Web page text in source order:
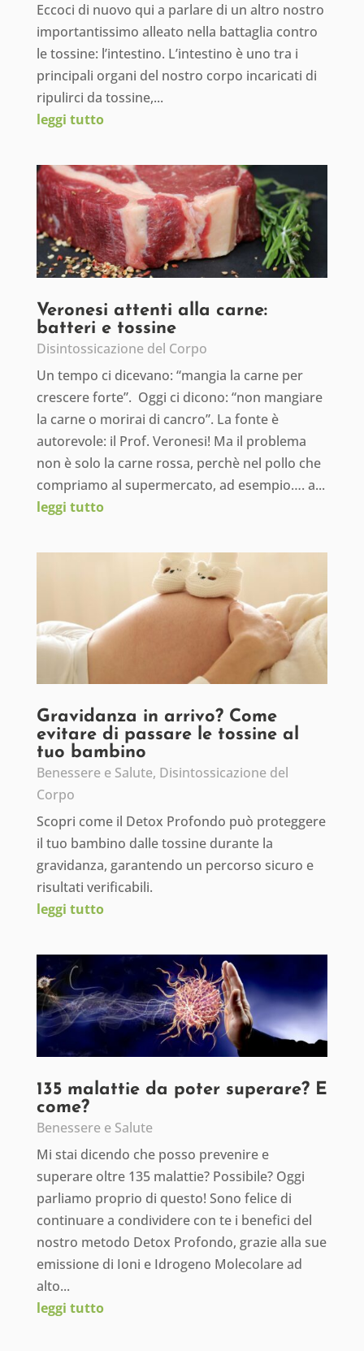
Eccoci di nuovo qui a parlare di un altro nostro
importantissimo alleato nella battaglia contro
le tossine: l’intestino. L’intestino è uno tra i
principali organi del nostro corpo incaricati di
ripulirci da tossine,...
leggi tutto
Veronesi attenti alla carne:
batteri e tossine
Disintossicazione del Corpo
Un tempo ci dicevano: “mangia la carne per
crescere forte”. Oggi ci dicono: “non mangiare
la carne o morirai di cancro”. La fonte è
autorevole: il Prof. Veronesi! Ma il problema
non è solo la carne rossa, perchè nel pollo che
compriamo al supermercato, ad esempio…. a...
leggi tutto
Gravidanza in arrivo? Come
evitare di passare le tossine al
tuo bambino
Benessere e Salute, Disintossicazione del
Corpo
Scopri come il Detox Profondo può proteggere
il tuo bambino dalle tossine durante la
gravidanza, garantendo un percorso sicuro e
risultati verificabili.
leggi tutto
135 malattie da poter superare? E
come?
Benessere e Salute
Mi stai dicendo che posso prevenire e
superare oltre 135 malattie? Possibile? Oggi
parliamo proprio di questo! Sono felice di
continuare a condividere con te i benefici del
nostro metodo Detox Profondo, grazie alla sue
emissione di Ioni e Idrogeno Molecolare ad
alto...
leggi tutto